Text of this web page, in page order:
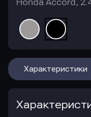
Honda Accord,
Характеристики